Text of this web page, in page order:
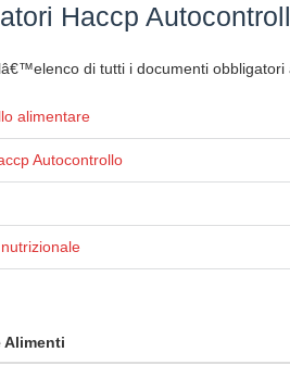
Haccp
di tutti i documenti
alimentare
Autocontrollo
Alimenti